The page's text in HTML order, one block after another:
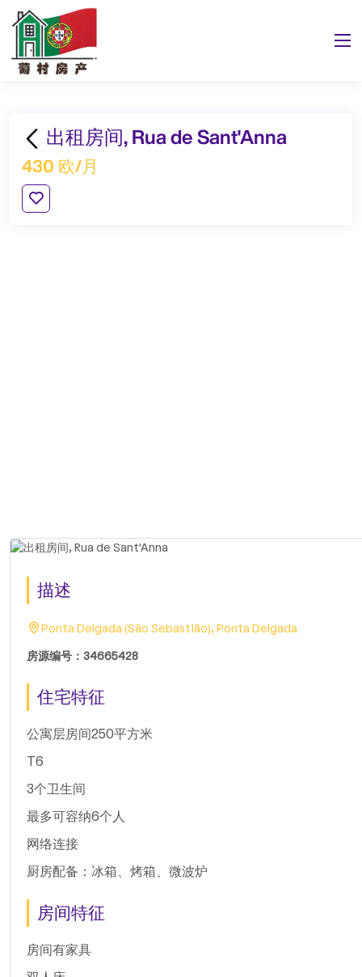
出租房间, Rua de Sant'Anna
430 欧/月
描述
Ponta Delgada (São Sebastião), Ponta Delgada
房源编号：34665428
住宅特征
公寓层房间250平方米
T6
3个卫生间
最多可容纳6个人
网络连接
厨房配备：冰箱、烤箱、微波炉
房间特征
房间有家具